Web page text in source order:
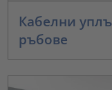
Кабелни
ръбове